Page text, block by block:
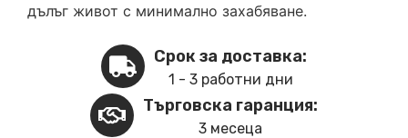
дълъг живот с минимално захабяване.
Срок за доставка:
1 - 3 работни дни
Търговска гаранция:
3 месеца